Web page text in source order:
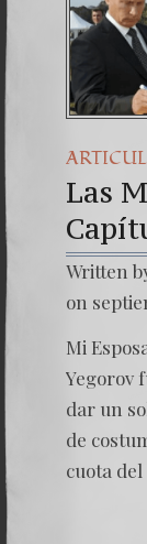
Las
Written
on
Mi
Yegorov
dar un
de
cuota del